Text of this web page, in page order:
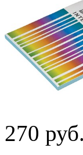
270 руб.